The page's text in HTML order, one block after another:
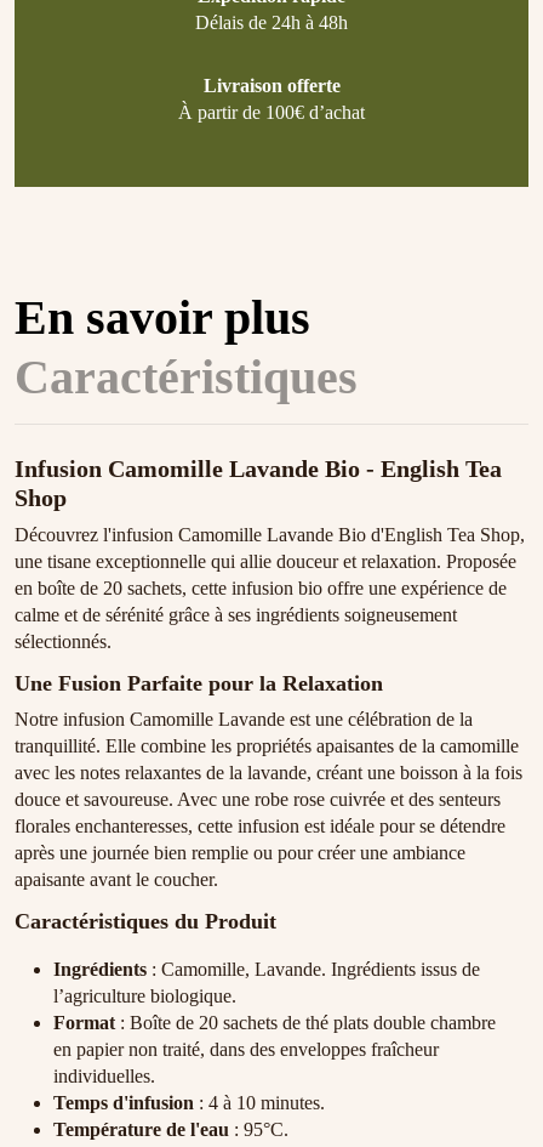
Délais de 24h à 48h
Livraison offerte
À partir de 100€ d’achat
En savoir plus
Caractéristiques
Infusion Camomille Lavande Bio - English Tea
Shop
Découvrez l'infusion Camomille Lavande Bio d'English Tea Shop,
une tisane exceptionnelle qui allie douceur et relaxation. Proposée
en boîte de 20 sachets, cette infusion bio offre une expérience de
calme et de sérénité grâce à ses ingrédients soigneusement
sélectionnés.
Une Fusion Parfaite pour la Relaxation
Notre infusion Camomille Lavande est une célébration de la
tranquillité. Elle combine les propriétés apaisantes de la camomille
avec les notes relaxantes de la lavande, créant une boisson à la fois
douce et savoureuse. Avec une robe rose cuivrée et des senteurs
florales enchanteresses, cette infusion est idéale pour se détendre
après une journée bien remplie ou pour créer une ambiance
apaisante avant le coucher.
Caractéristiques du Produit
Ingrédients : Camomille, Lavande. Ingrédients issus de
l’agriculture biologique.
Format : Boîte de 20 sachets de thé plats double chambre
en papier non traité, dans des enveloppes fraîcheur
individuelles.
Temps d'infusion : 4 à 10 minutes.
Température de l'eau : 95°C.